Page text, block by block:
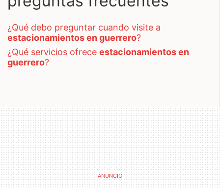
¿qué debo preguntar cuando visite a
estacionamientos en guerrero?
¿qué servicios ofrece estacionamientos en
guerrero?